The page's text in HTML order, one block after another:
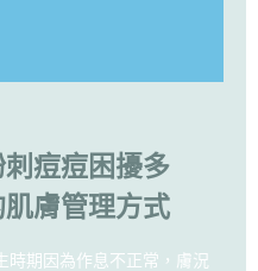
痘痘困擾多
膚管理方式
時期因為作息不正常，膚況